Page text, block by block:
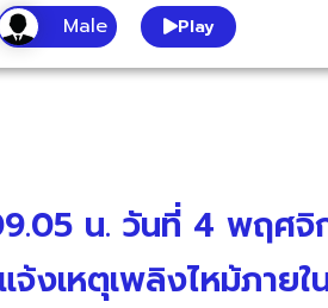
Play
น. วันที่ 4 พฤศ
จ้งเหตุเพลิงไหม้ภาย